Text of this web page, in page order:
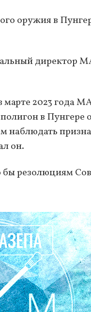
оружия в
директор
марте 2023 года
в Пунгере
он.
бы резолюциям